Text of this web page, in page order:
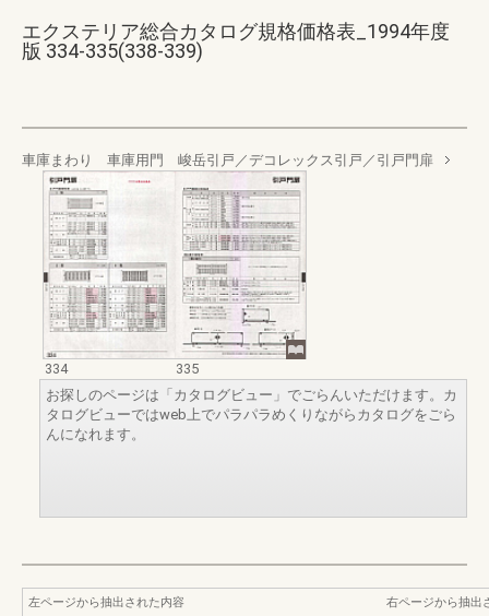
エクステリア総合カタログ規格価格表_1994年度
版 334-335(338-339)
車庫まわり 車庫用門 峻岳引戸／デコレックス引戸／引戸門扉
334
335
お探しのページは「カタログビュー」でごらんいただけます。カ
タログビューではweb上でパラパラめくりながらカタログをごら
んになれます。
左ページから抽出された内容
右ページから抽出